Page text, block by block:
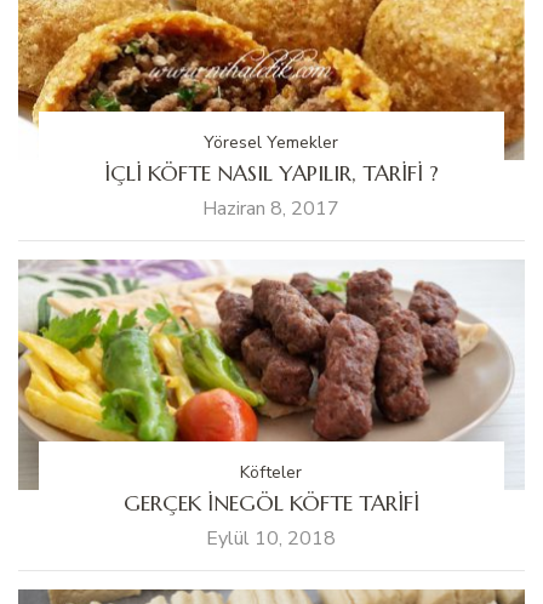
Yöresel Yemekler
İÇLİ KÖFTE NASIL YAPILIR, TARİFİ ?
Haziran 8, 2017
Köfteler
GERÇEK İNEGÖL KÖFTE TARİFİ
Eylül 10, 2018